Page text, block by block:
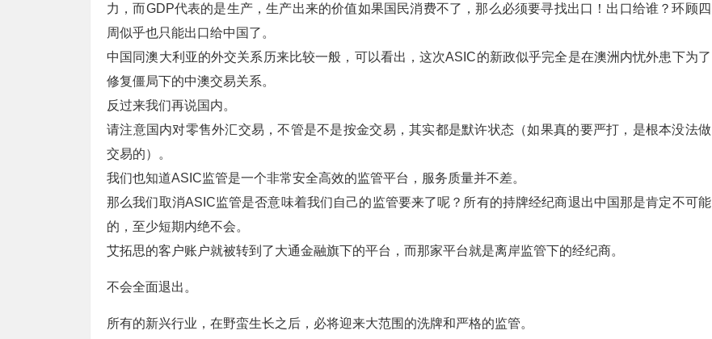
力，而GDP代表的是生产，生产出来的价值如果国民消费不了，那么必须要寻找出口！出口给谁？环顾四
周似乎也只能出口给中国了。
中国同澳大利亚的外交关系历来比较一般，可以看出，这次ASIC的新政似乎完全是在澳洲内忧外患下为了
修复僵局下的中澳交易关系。
反过来我们再说国内。
请注意国内对零售外汇交易，不管是不是按金交易，其实都是默许状态（如果真的要严打，是根本没法做
交易的）。
我们也知道ASIC监管是一个非常安全高效的监管平台，服务质量并不差。
那么我们取消ASIC监管是否意味着我们自己的监管要来了呢？所有的持牌经纪商退出中国那是肯定不可能
的，至少短期内绝不会。
艾拓思的客户账户就被转到了大通金融旗下的平台，而那家平台就是离岸监管下的经纪商。
不会全面退出。
所有的新兴行业，在野蛮生长之后，必将迎来大范围的洗牌和严格的监管。